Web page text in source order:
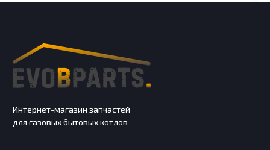
Интернет-магазин запчастей
для газовых бытовых котлов